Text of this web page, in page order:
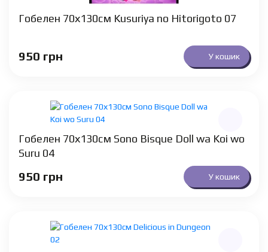
Гобелен 70х130см Kusuriya no Hitorigoto 07
950 грн У кошик
Гобелен 70х130см Sono Bisque Doll wa Koi wo
Suru 04
950 грн У кошик